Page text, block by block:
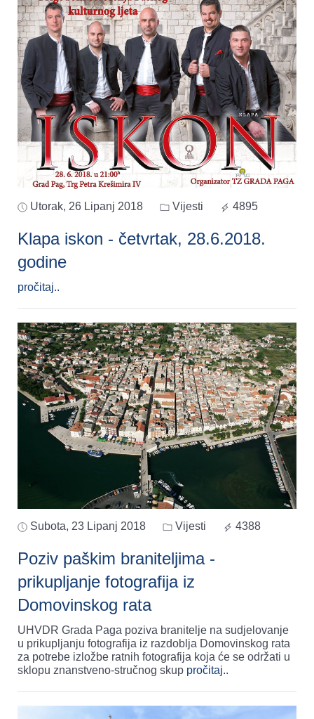
Utorak, 26 Lipanj 2018 Vijesti 4895
Klapa iskon - četvrtak, 28.6.2018.
godine
pročitaj..
Subota, 23 Lipanj 2018 Vijesti 4388
Poziv paškim braniteljima -
prikupljanje fotografija iz
Domovinskog rata
UHVDR Grada Paga poziva branitelje na sudjelovanje
u prikupljanju fotografija iz razdoblja Domovinskog rata
za potrebe izložbe ratnih fotografija koja će se održati u
sklopu znanstveno-stručnog skup pročitaj..